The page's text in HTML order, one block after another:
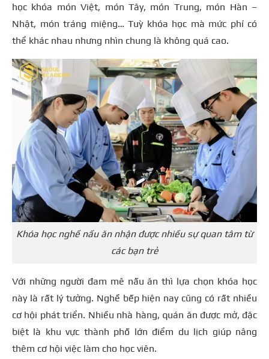
học khóa món Việt, món Tây, món Trung, món Hàn –
Nhật, món tráng miệng… Tuỳ khóa học mà mức phí có
thể khác nhau nhưng nhìn chung là không quá cao.
Khóa học nghề nấu ăn nhận được nhiều sự quan tâm từ
các bạn trẻ
Với những người đam mê nấu ăn thì lựa chọn khóa học
này là rất lý tưởng. Nghề bếp hiện nay cũng có rất nhiều
cơ hội phát triển. Nhiều nhà hàng, quán ăn được mở, đặc
biệt là khu vực thành phố lớn điểm du lịch giúp nâng
thêm cơ hội việc làm cho học viên.